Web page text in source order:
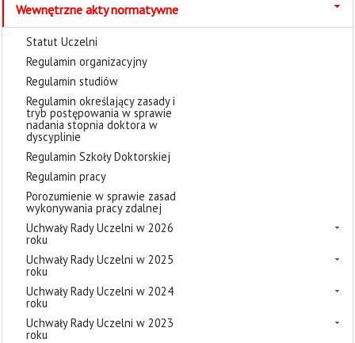
Wewnętrzne akty normatywne
Statut Uczelni
Regulamin organizacyjny
Regulamin studiów
Regulamin określający zasady i
tryb postępowania w sprawie
nadania stopnia doktora w
dyscyplinie
Regulamin Szkoły Doktorskiej
Regulamin pracy
Porozumienie w sprawie zasad
wykonywania pracy zdalnej
Uchwały Rady Uczelni w 2026
roku
Uchwały Rady Uczelni w 2025
roku
Uchwały Rady Uczelni w 2024
roku
Uchwały Rady Uczelni w 2023
roku